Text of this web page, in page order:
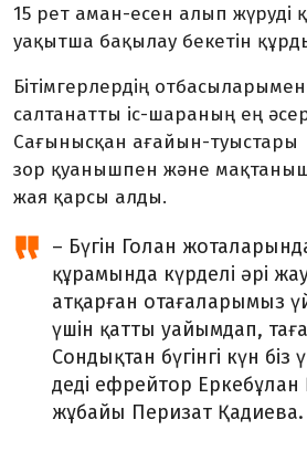
15 рет аман-есен алып жүруді
уақытша бақылау бекетін
Бітімгерлердің
салтанатты іс-шараның ең
Сағынысқан ағайын-туыстары
зор қуанышпен және мақтаныш
жая қарсы алды.
– Бүгін Голан
құрамында күрделі әрі
атқарған отағаларымыз
үшін қатты уайымдап,
Сондықтан бүгінгі күн біз
деді ефрейтор Еркебұлан
жұбайы Перизат Қадиева.